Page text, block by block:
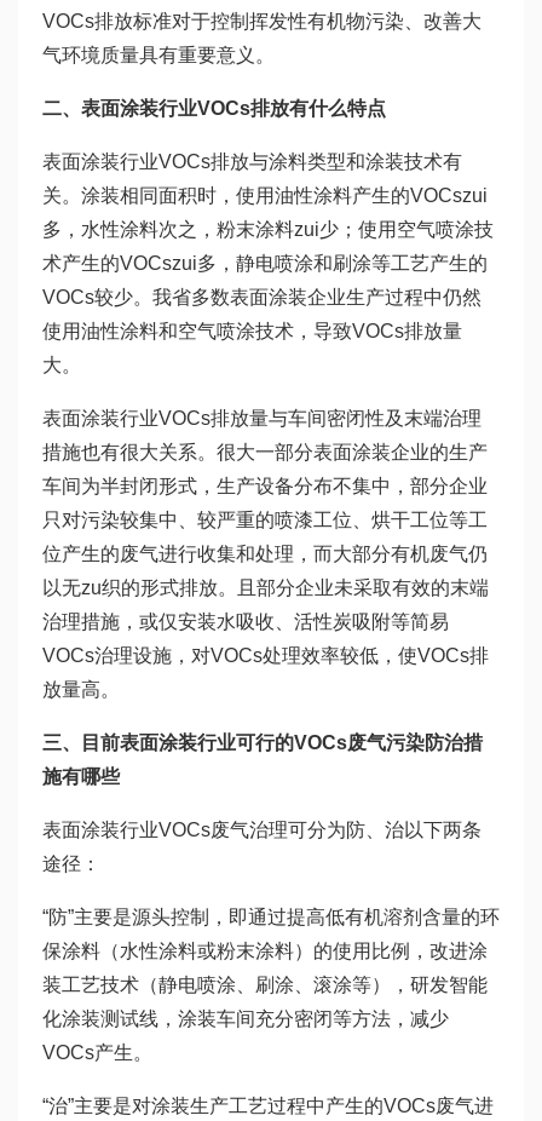
VOCs排放标准对于控制挥发性有机物污染、改善大
气环境质量具有重要意义。
二、表面涂装行业VOCs排放有什么特点
表面涂装行业VOCs排放与涂料类型和涂装技术有
关。涂装相同面积时，使用油性涂料产生的VOCszui
多，水性涂料次之，粉末涂料zui少；使用空气喷涂技
术产生的VOCszui多，静电喷涂和刷涂等工艺产生的
VOCs较少。我省多数表面涂装企业生产过程中仍然
使用油性涂料和空气喷涂技术，导致VOCs排放量
大。
表面涂装行业VOCs排放量与车间密闭性及末端治理
措施也有很大关系。很大一部分表面涂装企业的生产
车间为半封闭形式，生产设备分布不集中，部分企业
只对污染较集中、较严重的喷漆工位、烘干工位等工
位产生的废气进行收集和处理，而大部分有机废气仍
以无zu织的形式排放。且部分企业未采取有效的末端
治理措施，或仅安装水吸收、活性炭吸附等简易
VOCs治理设施，对VOCs处理效率较低，使VOCs排
放量高。
三、目前表面涂装行业可行的VOCs废气污染防治措
施有哪些
表面涂装行业VOCs废气治理可分为防、治以下两条
途径：
“防”主要是源头控制，即通过提高低有机溶剂含量的环
保涂料（水性涂料或粉末涂料）的使用比例，改进涂
装工艺技术（静电喷涂、刷涂、滚涂等），研发智能
化涂装测试线，涂装车间充分密闭等方法，减少
VOCs产生。
“治”主要是对涂装生产工艺过程中产生的VOCs废气进